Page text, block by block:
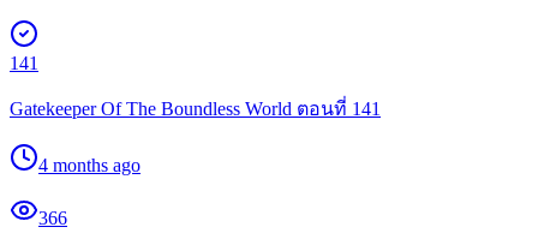
141
Gatekeeper Of The Boundless World ตอนที่ 141
4 months ago
366